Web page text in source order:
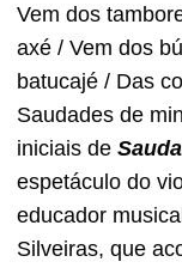
Vem dos
axé / Vem dos
batucajé / Das
Saudades de
iniciais de
espetáculo do
educador
Silveiras, que